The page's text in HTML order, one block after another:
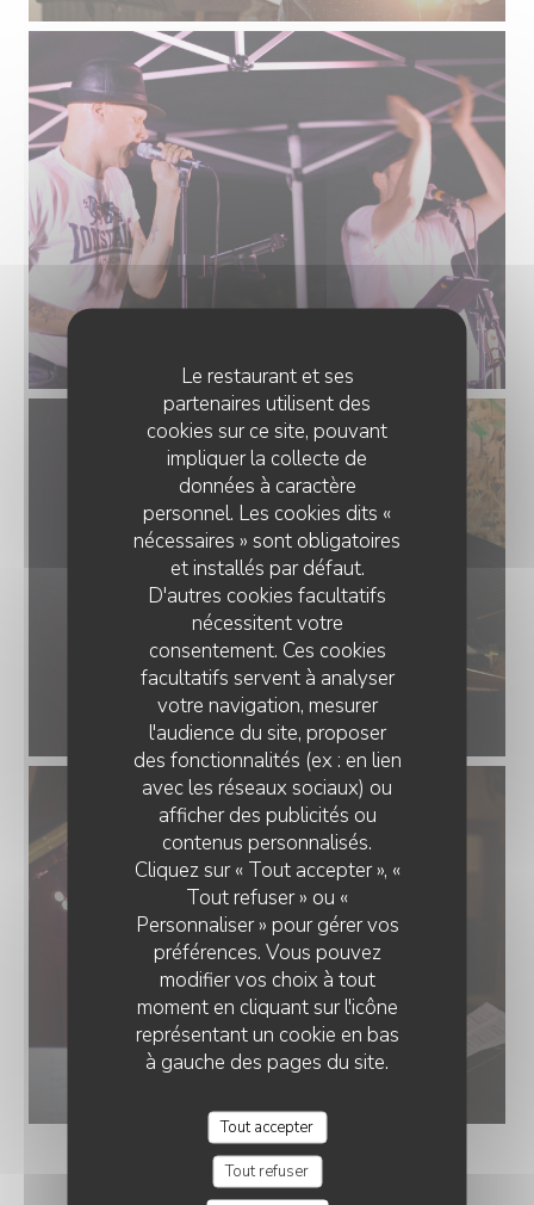
Le restaurant et ses
partenaires utilisent des
cookies sur ce site, pouvant
impliquer la collecte de
données à caractère
personnel. Les cookies dits «
nécessaires » sont obligatoires
et installés par défaut.
D'autres cookies facultatifs
nécessitent votre
consentement. Ces cookies
facultatifs servent à analyser
votre navigation, mesurer
l'audience du site, proposer
des fonctionnalités (ex : en lien
avec les réseaux sociaux) ou
afficher des publicités ou
contenus personnalisés.
Cliquez sur « Tout accepter », «
Tout refuser » ou «
Personnaliser » pour gérer vos
préférences. Vous pouvez
modifier vos choix à tout
moment en cliquant sur l'icône
représentant un cookie en bas
à gauche des pages du site.
Tout accepter
Tout refuser